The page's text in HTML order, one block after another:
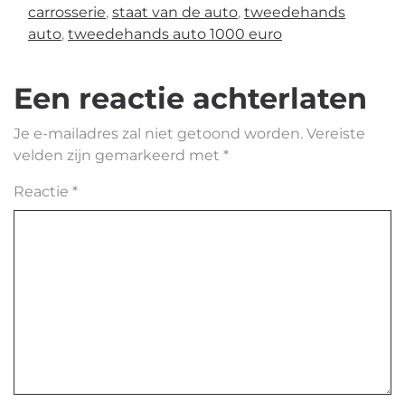
carrosserie, staat van de auto, tweedehands
auto, tweedehands auto 1000 euro
Een reactie achterlaten
Je e-mailadres zal niet getoond worden. Vereiste
velden zijn gemarkeerd met *
Reactie *